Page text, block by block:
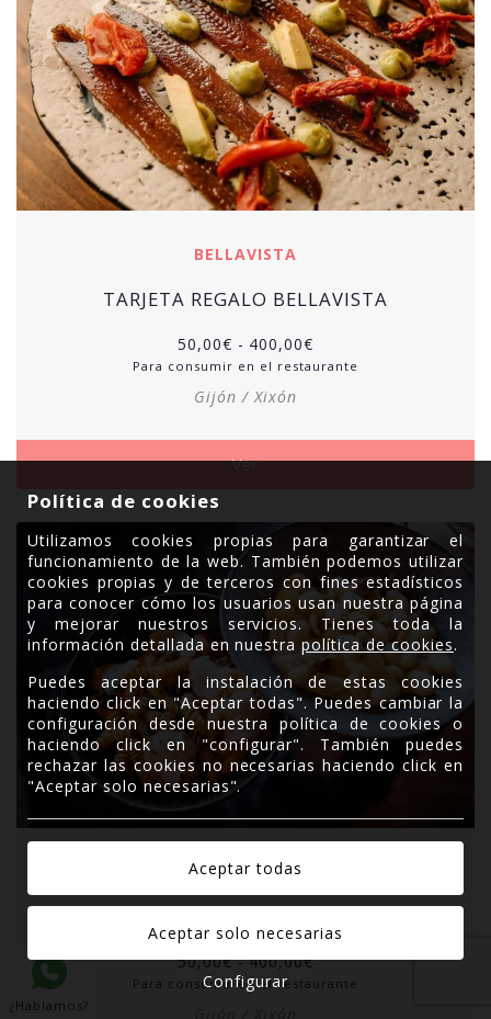
BELLAVISTA
TARJETA REGALO BELLAVISTA
50,00€ - 400,00€
Para consumir en el restaurante
Gijón / Xixón
Ver
CARBONE DI VESUBIO
50,00€-400,00€
Para consumir en el restaurante
Política de cookies
Utilizamos cookies propias para garantizar el
funcionamiento de la web. También podemos utilizar
cookies propias y de terceros con fines estadísticos
para conocer cómo los usuarios usan nuestra página
y mejorar nuestros servicios. Tienes toda la
información detallada en nuestrapolítica de cookies.
Puedes aceptar la instalación de estas cookies
haciendo click en "Aceptar todas". Puedes cambiar la
configuración desde nuestra política de cookies o
haciendo click en "configurar". También puedes
rechazar las cookies no necesarias haciendo click en
"Aceptar solo necesarias".
Configurar
¿Hablamos?